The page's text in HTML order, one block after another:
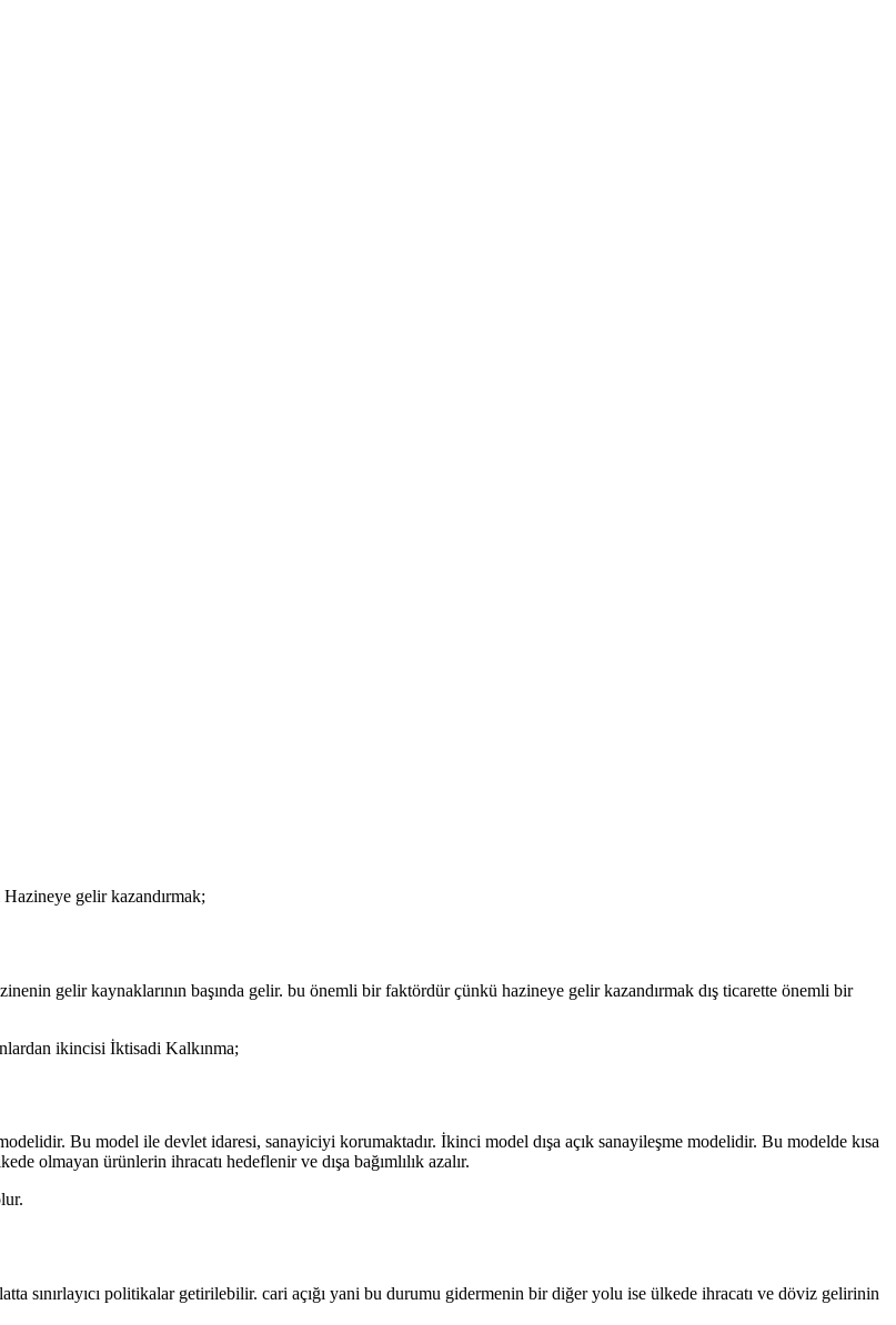
gelir kazandırmak;
gelir kaynaklarının başında gelir. bu önemli bir faktördür çünkü hazineye gelir kazandırmak dış ticarette önemli bir
ikincisi İktisadi Kalkınma;
Bu model ile devlet idaresi, sanayiciyi korumaktadır. İkinci model dışa açık sanayileşme modelidir. Bu modelde kısa
olmayan ürünlerin ihracatı hedeflenir ve dışa bağımlılık azalır.
sınırlayıcı politikalar getirilebilir. cari açığı yani bu durumu gidermenin bir diğer yolu ise ülkede ihracatı ve döviz gelirinin